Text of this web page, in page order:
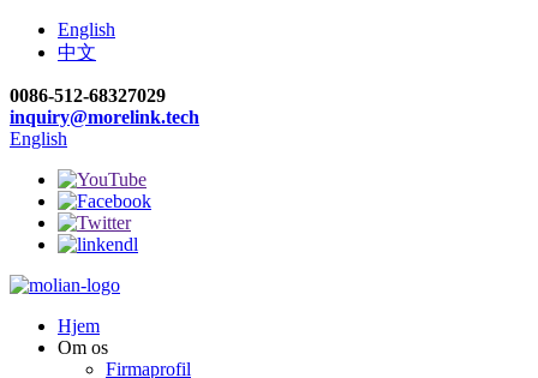
English
中文
0086-512-68327029
inquiry@morelink.tech
English
Hjem
Om os
Firmaprofil